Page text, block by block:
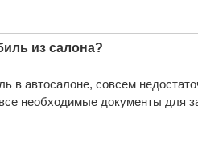
из салона?
в автосалоне, совсем
необходимые документы для